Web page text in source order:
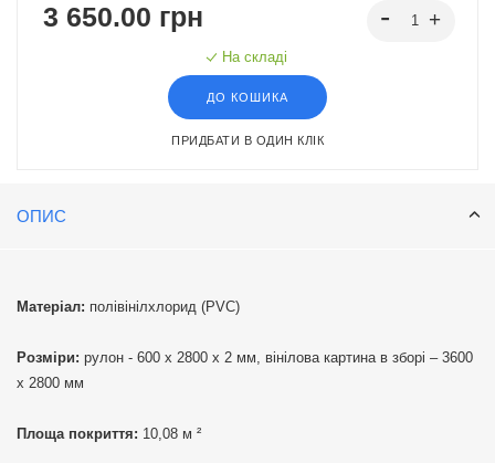
клейовій основі. Має різні дизайни, що імітують натуральні
3 650.00 грн
На складі
ДО КОШИКА
ПРИДБАТИ В ОДИН КЛІК
ОПИС
Матеріал: полівінілхлорид (PVC)
Розміри: рулон - 600 х 2800 х 2 мм, вінілова картина в зборі – 3600
х 2800 мм
Площа покриття: 10,08 м ²